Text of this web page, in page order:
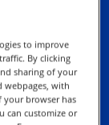
ついて
to improve
By clicking
sharing of your
with
your browser has
can customize or